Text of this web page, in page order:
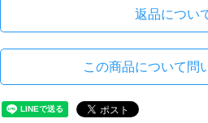
返品につい
この商品について問